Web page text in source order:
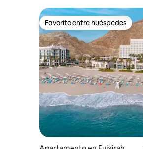
Favorito entre huéspedes
Favorito entre huéspedes